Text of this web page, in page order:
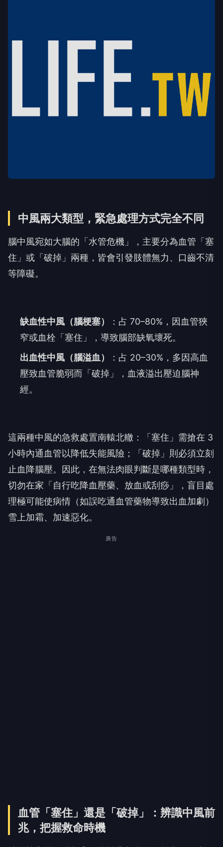
中風兩大類型，緊急處理方式完全不同
腦中風宛如大腦的「水管危機」，主要分為血管「塞
住」或「破掉」兩種，皆會引發肢體無力、口齒不清
等障礙。
缺血性中風（腦梗塞）
：占 70–80%，因血管狹
窄或血栓「塞住」，導致腦部缺氧壞死。
出血性中風（腦溢血）
：占 20–30%，多因高血
壓致血管脆弱而「破掉」，血液溢出壓迫腦神
經。
這兩種中風的急救處置南轅北轍：「塞住」需搶在 3
小時內通血管以降低失能風險；「破掉」則必須立刻
止血降腦壓。因此，在無法肉眼判斷是哪種類型時，
切勿在家「自行吃降血壓藥、放血或刮痧」，盲目處
理極可能使病情（如誤吃通血管藥物導致出血加劇）
雪上加霜、加速惡化。
廣告
血管「塞住」還是「破掉」：辨識中風前
兆，把握救命時機